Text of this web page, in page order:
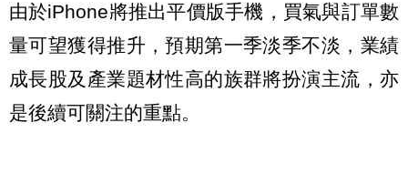
由於iPhone將推出平價版手機，買氣與訂單數
量可望獲得推升，預期第一季淡季不淡，業績
成長股及產業題材性高的族群將扮演主流，亦
是後續可關注的重點。